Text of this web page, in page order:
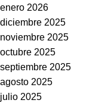
enero 2026
diciembre 2025
noviembre 2025
octubre 2025
septiembre 2025
agosto 2025
julio 2025